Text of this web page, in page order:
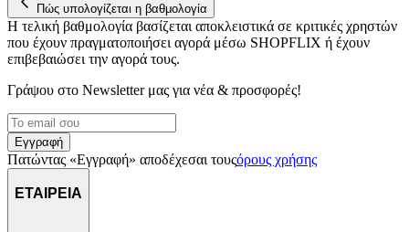
Πώς υπολογίζεται η βαθμολογία
Η τελική βαθμολογία βασίζεται αποκλειστικά σε κριτικές χρηστών
που έχουν πραγματοποιήσει αγορά μέσω SHOPFLIX ή έχουν
επιβεβαιώσει την αγορά τους.
Γράψου στο Νewsletter μας για νέα & προσφορές!
Εγγραφή
Πατώντας «Εγγραφή» αποδέχεσαι τουςόρους χρήσης
ΕΤΑΙΡΕΙΑ